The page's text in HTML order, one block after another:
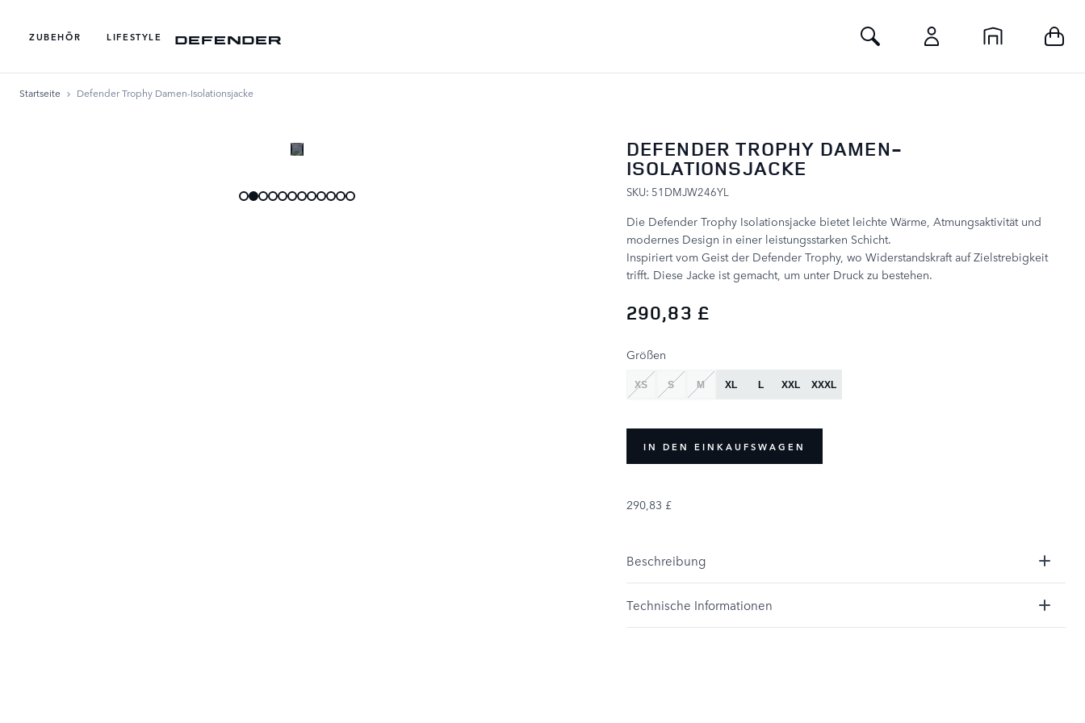
ZUBEHÖR
LIFESTYLE Toggle Search
Startseite Defender Trophy Damen-Isolationsjacke
DEFENDER TROPHY DAMEN-
ISOLATIONSJACKE
SKU: 51DMJW246YL
Die Defender Trophy Isolationsjacke bietet leichte Wärme, Atmungsaktivität und
modernes Design in einer leistungsstarken Schicht.
Inspiriert vom Geist der Defender Trophy, wo Widerstandskraft auf Zielstrebigkeit
trifft. Diese Jacke ist gemacht, um unter Druck zu bestehen.
290,83 £
PRODUCT OPTIONS:
Größen
XS S M XL L XXL XXXL
IN DEN EINKAUFSWAGEN
290,83 £
Beschreibung
Technische Informationen